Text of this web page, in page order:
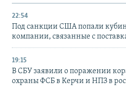
22:54
Под санкции США попали
компании, связанные с
19:15
В СБУ заявили о поражении
охраны ФСБ в Керчи и НПЗ в